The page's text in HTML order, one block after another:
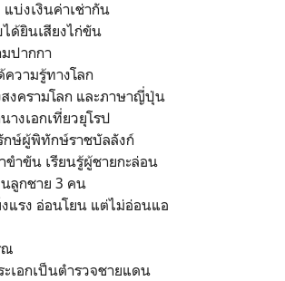
บ่งเงินค่าเช่ากัน
ด้ยินเสียงไก่ขัน
ปากกา
วามรู้ทางโลก
สงครามโลก และภาษาญี่ปุ่น
างเอกเที่ยวยุโรป
กษ์ผู้พิทักษ์ราชบัลลังก์
ขำขัน เรียนรู้ผู้ชายกะล่อน
ลูกชาย 3 คน
แรง อ่อนโยน แต่ไม่อ่อนแอ
ณ
เอกเป็นตำรวจชายแดน